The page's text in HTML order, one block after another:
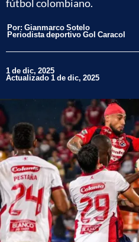
fútbol colombiano.
Por: Gianmarco Sotelo
Periodista deportivo Gol Caracol
1 de dic, 2025
Actualizado 1 de dic, 2025